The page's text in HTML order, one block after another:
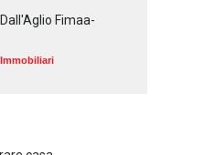
Fimaa-